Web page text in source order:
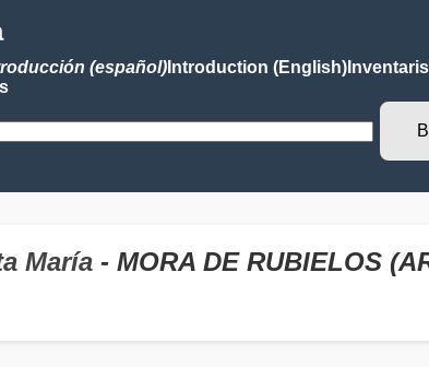
(español)Introduction (English)Inventaris
María - MORA DE RUBIELOS